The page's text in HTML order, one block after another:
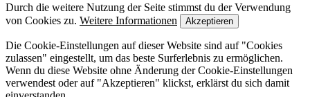
Durch die weitere Nutzung der Seite stimmst du der Verwendung
von Cookies zu. Weitere Informationen Akzeptieren
Die Cookie-Einstellungen auf dieser Website sind auf "Cookies
zulassen" eingestellt, um das beste Surferlebnis zu ermöglichen.
Wenn du diese Website ohne Änderung der Cookie-Einstellungen
verwendest oder auf "Akzeptieren" klickst, erklärst du sich damit